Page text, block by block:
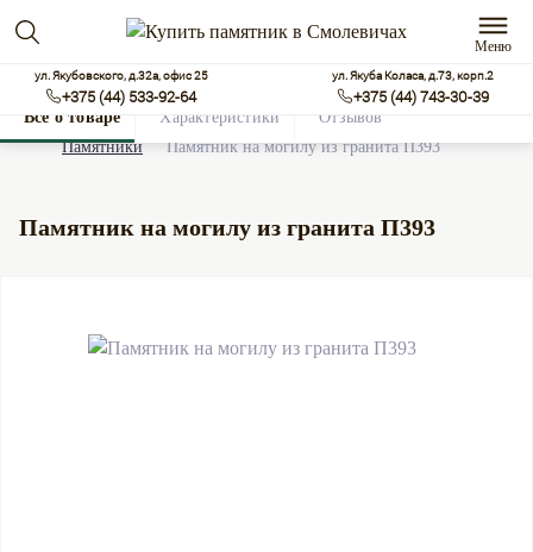
Меню
ул. Якубовского, д.32а, офис 25
+375 (44) 533-92-64
ул. Якуба Коласа, д.73, корп.2
+375 (44) 743-30-39
Памятники Памятник на могилу из гранита П393
Памятник на могилу из гранита П393
Все о товаре Характеристики Отзывов